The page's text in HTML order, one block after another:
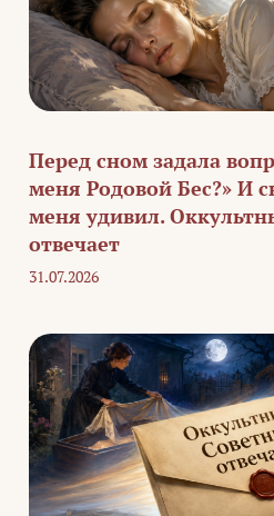
Перед сном задала
меня Родовой Бес?» И
меня удивил.
отвечает
31.07.2026